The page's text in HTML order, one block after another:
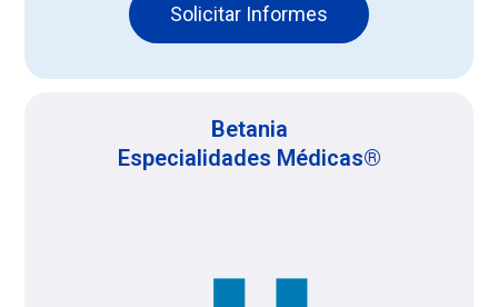
Solicitar Informes
Betania
Especialidades Médicas®